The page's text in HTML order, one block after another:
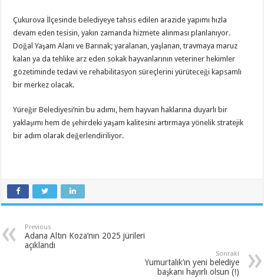
Çukurova İlçesinde belediyeye tahsis edilen arazide yapımı hızla
devam eden tesisin, yakın zamanda hizmete alınması planlanıyor.
Doğal Yaşam Alanı ve Barınak; yaralanan, yaşlanan, travmaya maruz
kalan ya da tehlike arz eden sokak hayvanlarının veteriner hekimler
gözetiminde tedavi ve rehabilitasyon süreçlerini yürüteceği kapsamlı
bir merkez olacak.
Yüreğir Belediyesi’nin bu adımı, hem hayvan haklarına duyarlı bir
yaklaşımı hem de şehirdeki yaşam kalitesini artırmaya yönelik stratejik
bir adım olarak değerlendiriliyor.
Previous
Adana Altın Koza’nın 2025 jürileri
açıklandı
Sonraki
Yumurtalık’ın yeni belediye
başkanı hayırlı olsun (!)